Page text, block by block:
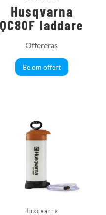
Husqvarna
QC80F laddare
Offereras
Be om offert
Husqvarna